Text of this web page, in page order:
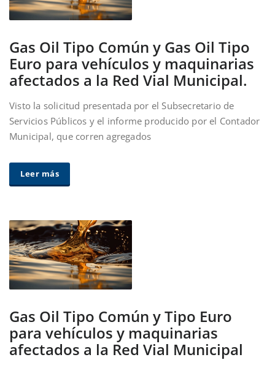
Gas Oil Tipo Común y Gas Oil Tipo
Euro para vehículos y maquinarias
afectados a la Red Vial Municipal.
Visto la solicitud presentada por el Subsecretario de
Servicios Públicos y el informe producido por el Contador
Municipal, que corren agregados
Leer más
Gas Oil Tipo Común y Tipo Euro
para vehículos y maquinarias
afectados a la Red Vial Municipal